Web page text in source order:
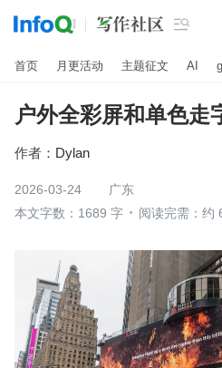

首页 月更活动 主题征文 AI
户外全彩屏和单色走
作者： Dylan
2026-03-24
广东
本文字数：1689 字
阅读完需：约